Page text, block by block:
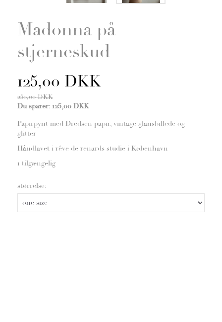
Madonna på
stjerneskud
125,00 DKK
250,00 DKK
Du sparer: 125,00 DKK
Papirpynt med Dredsen papir, vintage glansbillede og
glitter
Håndlavet i rêve de renards studie i København
1 tilgængelig
størrelse: